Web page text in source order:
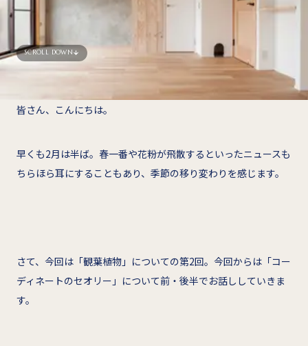
SCROLL DOWN
皆さん、こんにちは。
早くも2月は半ば。春一番や花粉が飛散するといったニュースも
ちらほら耳にすることもあり、季節の移り変わりを感じます。
さて、今回は「観葉植物」についての第2回。今回からは「コー
ディネートのセオリー」について前・後半でお話ししていきま
す。